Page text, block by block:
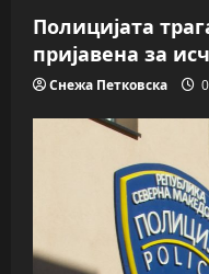
Полицијата
пријавена за
Снежа Петковска